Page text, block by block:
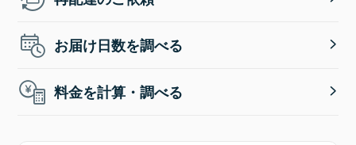
お届け日数を調べる
料金を計算・調べる